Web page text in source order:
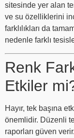
sitesinde yer alan
ve su özelliklerini
farklılıkları da
nedenle farklı
Renk
Etkiler
Hayır, tek başına
önemlidir. Düzenli
raporları güven